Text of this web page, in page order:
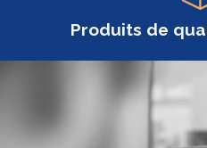
Produits de